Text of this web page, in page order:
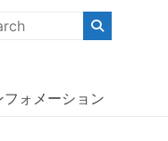
フォーマンスの高い商
フォメーション